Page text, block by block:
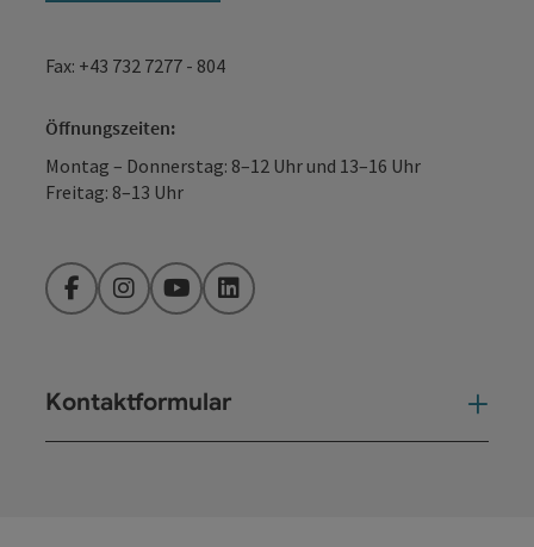
Fax: +43 732 7277 - 804
Öffnungszeiten:
Montag – Donnerstag: 8–12 Uhr und 13–16 Uhr
Freitag: 8–13 Uhr
FacebookInstagramYouTubeLinkedIn
Kontaktformular